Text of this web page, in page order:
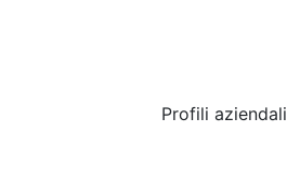
Profili aziendali